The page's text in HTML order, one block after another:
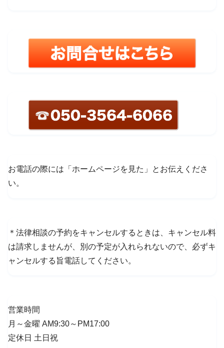
お電話の際には「ホームページを見た」とお伝えくださ
い。
＊法律相談の予約をキャンセルするときは、キャンセル料
は請求しませんが、別の予定が入れられないので、必ずキ
ャンセルする旨電話してください。
営業時間
月～金曜 AM9:30～PM17:00
定休日 土日祝